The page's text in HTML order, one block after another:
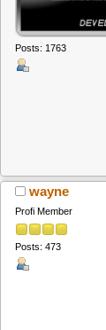
Posts: 1763
wayne
Profi Member
Posts: 473